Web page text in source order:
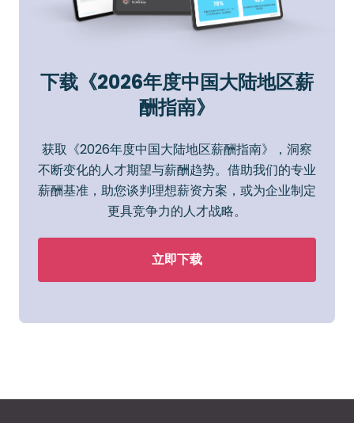
下载《2026年度中国大陆地区薪
酬指南》
获取《2026年度中国大陆地区薪酬指南》，洞察
不断变化的人才期望与薪酬趋势。借助我们的专业
薪酬基准，助您谈判理想薪资方案，或为企业制定
更具竞争力的人才战略。
立即下载